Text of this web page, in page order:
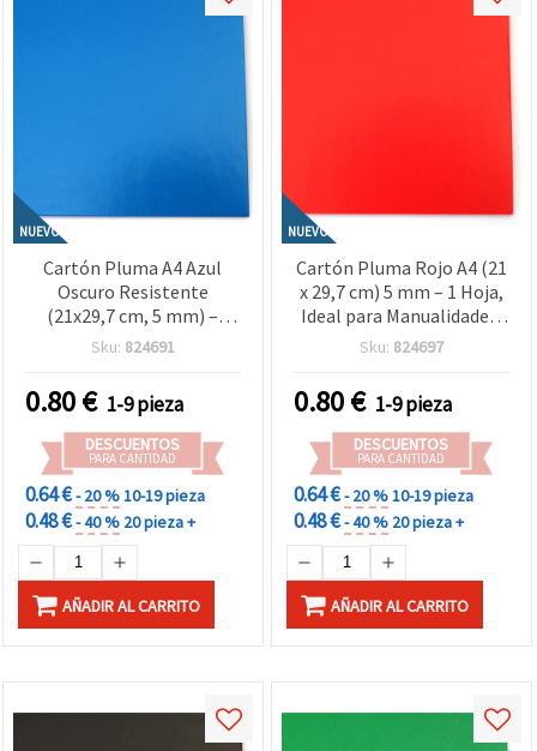
NUEVO
Cartón Pluma A4 Azul
Oscuro Resistente
(21x29,7 cm, 5 mm) –
Ideal para Manualidades,
Creativos
Sku: 824691
0.80€ 1-9 pieza
DESCUENTOS
PARA CANTIDAD
0.64 €- 20 %10-19 pieza
0.48 €- 40 % 20 pieza +
AÑADIR AL CARRITO
NUEVO
Cartón Pluma Rojo A4 (21
x 29,7 cm) 5 mm – 1 Hoja,
Ideal para Manualidades,
Scrapbooking, Maquetas y
Sku: 824697
0.80€ 1-9 pieza
DESCUENTOS
PARA CANTIDAD
0.64 €- 20 %10-19 pieza
0.48 €- 40 % 20 pieza +
AÑADIR AL CARRITO